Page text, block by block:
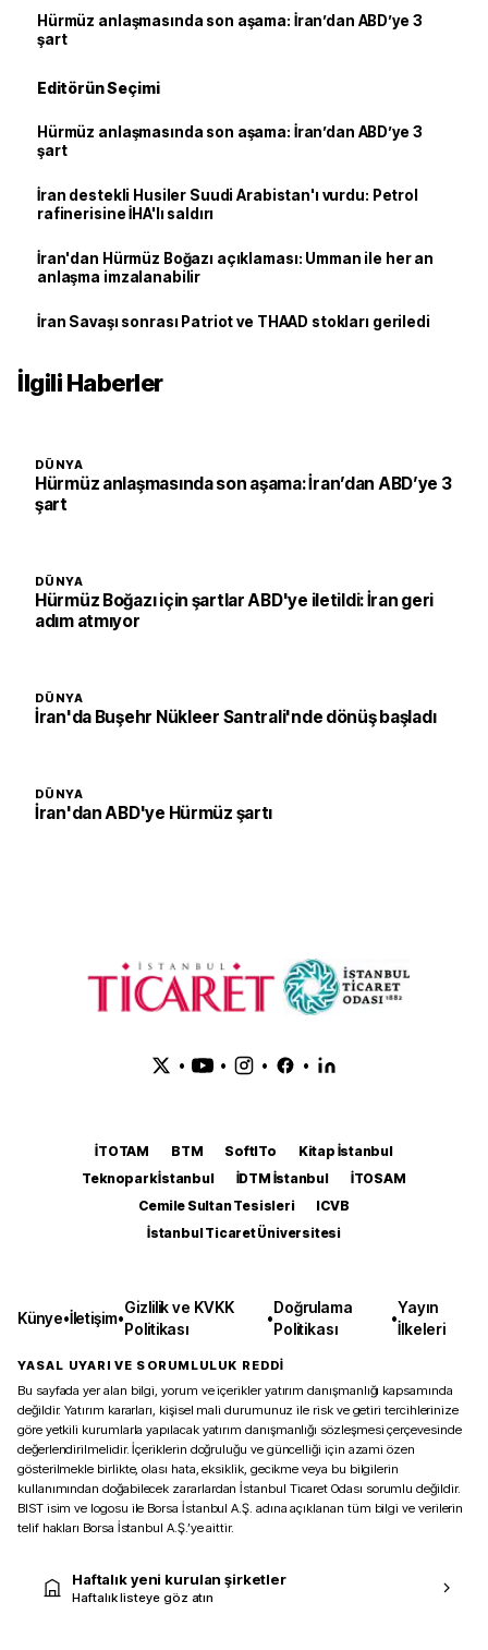
Hürmüz anlaşmasında son aşama: İran’dan ABD’ye 3
şart
Editörün Seçimi
Hürmüz anlaşmasında son aşama: İran’dan ABD’ye 3
şart
İran destekli Husiler Suudi Arabistan'ı vurdu: Petrol
rafinerisine İHA'lı saldırı
İran'dan Hürmüz Boğazı açıklaması: Umman ile her an
anlaşma imzalanabilir
İran Savaşı sonrası Patriot ve THAAD stokları geriledi
İlgili Haberler
DÜNYA
Hürmüz anlaşmasında son aşama: İran’dan ABD’ye 3
şart
DÜNYA
Hürmüz Boğazı için şartlar ABD'ye iletildi: İran geri
adım atmıyor
DÜNYA
İran'da Buşehr Nükleer Santrali'nde dönüş başladı
DÜNYA
İran'dan ABD'ye Hürmüz şartı
• • • •
İTOTAM BTM SoftITo
Kitap İstanbul
Teknopark İstanbul
İDTM İstanbul
İTOSAM
Cemile Sultan Tesisleri
ICVB
İstanbul Ticaret Üniversitesi
Künye•İletişim•
Gizlilik ve KVKK
Politikası
•
Doğrulama
Politikası
•
Yayın
İlkeleri
YASAL UYARI VE SORUMLULUK REDDİ
Bu sayfada yer alan bilgi, yorum ve içerikler yatırım danışmanlığı kapsamında
değildir. Yatırım kararları, kişisel mali durumunuz ile risk ve getiri tercihlerinize
göre yetkili kurumlarla yapılacak yatırım danışmanlığı sözleşmesi çerçevesinde
değerlendirilmelidir. İçeriklerin doğruluğu ve güncelliği için azami özen
gösterilmekle birlikte, olası hata, eksiklik, gecikme veya bu bilgilerin
kullanımından doğabilecek zararlardan İstanbul Ticaret Odası sorumlu değildir.
BIST isim ve logosu ile Borsa İstanbul A.Ş. adına açıklanan tüm bilgi ve verilerin
telif hakları Borsa İstanbul A.Ş.’ye aittir.
Haftalık yeni kurulan şirketler
Haftalık listeye göz atın